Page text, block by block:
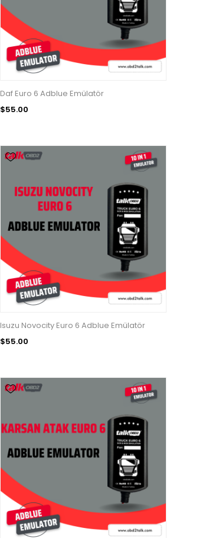
Daf Euro 6 Adblue Emülatör
$55.00
Isuzu Novocity Euro 6 Adblue Emülatör
$55.00